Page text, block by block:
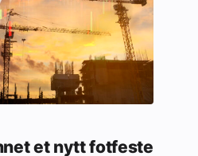
et nytt fotfeste